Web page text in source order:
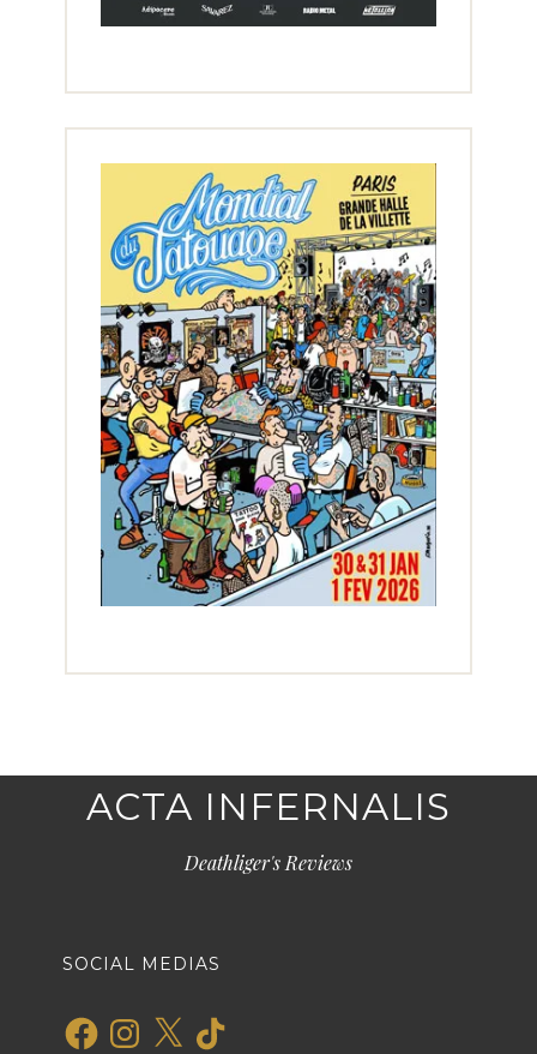
ACTA INFERNALIS
Deathliger's Reviews
SOCIAL MEDIAS
FacebookInstagram
X TikTok